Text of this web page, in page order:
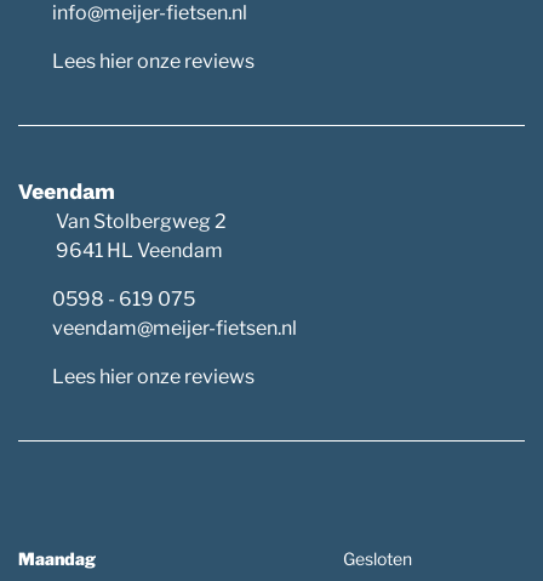
info@meijer-fietsen.nl
Lees hier onze reviews
Veendam
Van Stolbergweg 2
9641 HL Veendam
0598 - 619 075
veendam@meijer-fietsen.nl
Lees hier onze reviews
Maandag Gesloten